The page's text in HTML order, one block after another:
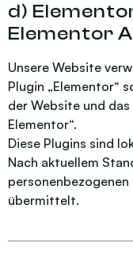
d)
Elementor
Unsere Website
Plugin „Elementor“
der Website und
Elementor“.
Diese Plugins sind
Nach aktuellem
übermittelt.